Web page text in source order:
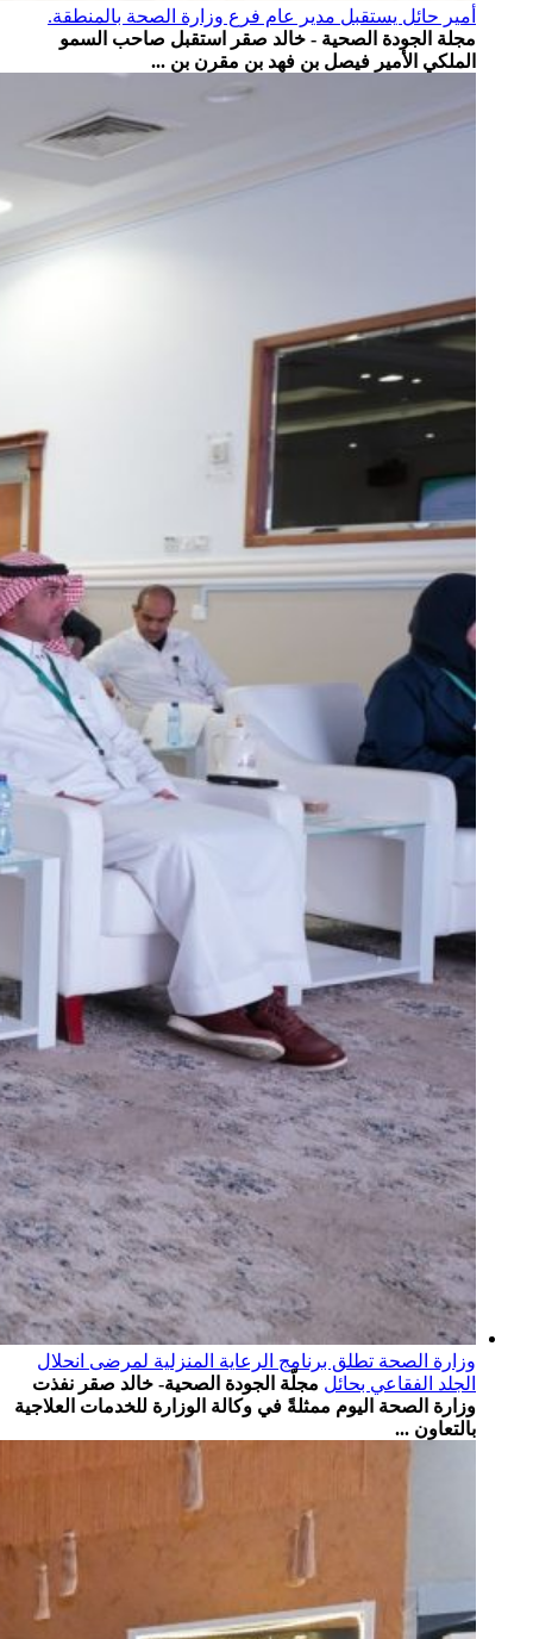
أمير حائل يستقبل مدير عام فرع وزارة الصحة بالمنطقة.
مجلة الجودة الصحية - خالد صقر استقبل صاحب السمو
الملكي الأمير فيصل بن فهد بن مقرن بن ...
وزارة الصحة تطلق برنامج الرعاية المنزلية لمرضى انحلال
الجلد الفقاعي بحائل مجلّة الجودة الصحية- خالد صقر نفذت
وزارة الصحة اليوم ممثلةً في وكالة الوزارة للخدمات العلاجية
بالتعاون ...